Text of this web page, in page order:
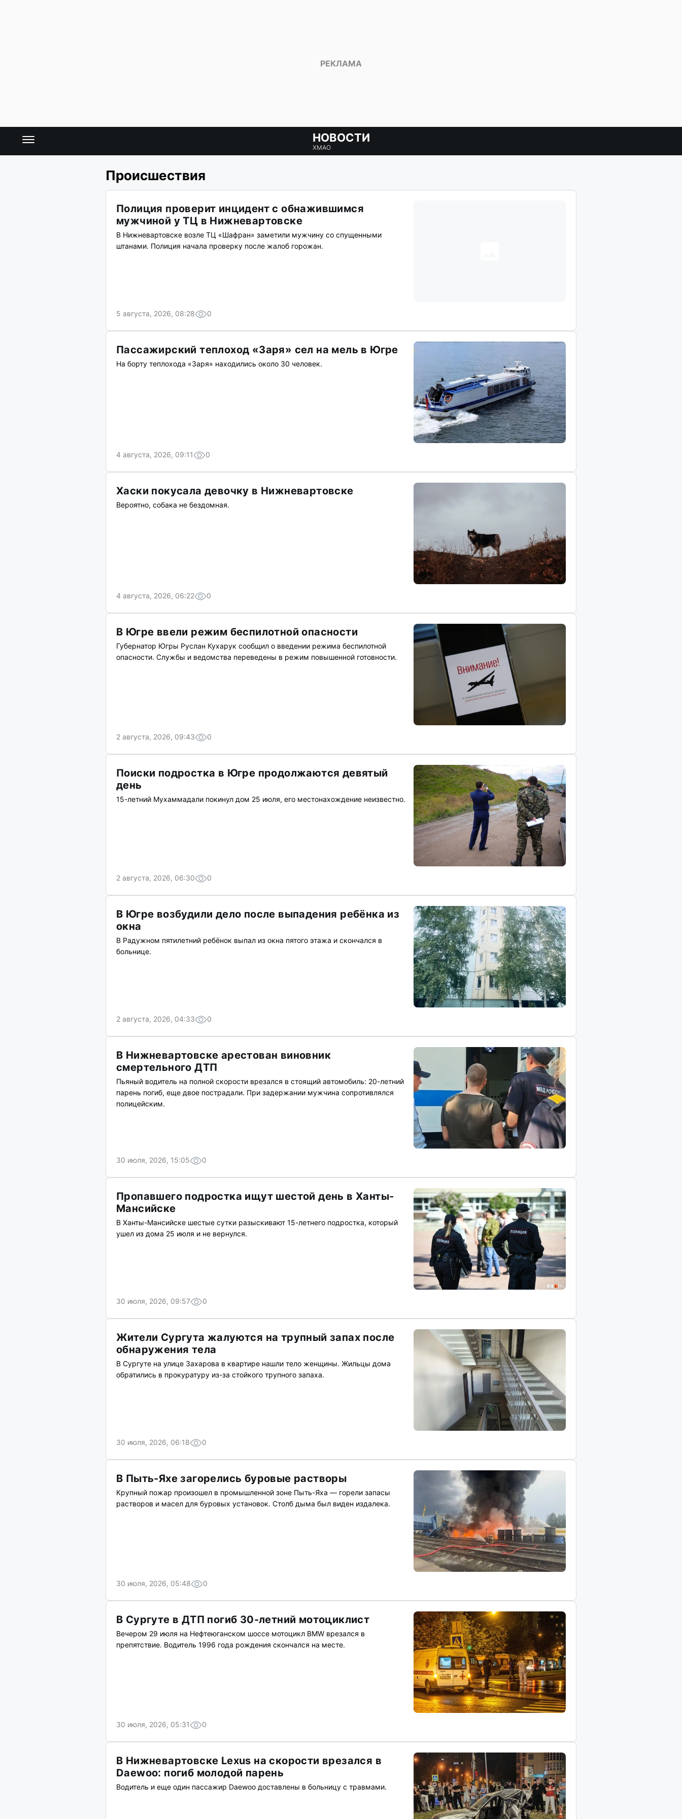
НОВОСТИ
ХМАО
Происшествия
Полиция проверит инцидент с обнажившимся
мужчиной у ТЦ в Нижневартовске
В Нижневартовске возле ТЦ «Шафран» заметили мужчину со спущенными
штанами. Полиция начала проверку после жалоб горожан.
5 августа, 2026, 08:28 0
Пассажирский теплоход «Заря» сел на мель в Югре
На борту теплохода «Заря» находились около 30 человек.
4 августа, 2026, 09:11 0
Хаски покусала девочку в Нижневартовске
Вероятно, собака не бездомная.
4 августа, 2026, 06:22 0
В Югре ввели режим беспилотной опасности
Губернатор Югры Руслан Кухарук сообщил о введении режима беспилотной
опасности. Службы и ведомства переведены в режим повышенной готовности.
2 августа, 2026, 09:43 0
Поиски подростка в Югре продолжаются девятый
день
15-летний Мухаммадали покинул дом 25 июля, его местонахождение неизвестно.
2 августа, 2026, 06:30 0
В Югре возбудили дело после выпадения ребёнка из
окна
В Радужном пятилетний ребёнок выпал из окна пятого этажа и скончался в
больнице.
2 августа, 2026, 04:33 0
В Нижневартовске арестован виновник
смертельного ДТП
Пьяный водитель на полной скорости врезался в стоящий автомобиль: 20-летний
парень погиб, еще двое пострадали. При задержании мужчина сопротивлялся
полицейским.
30 июля, 2026, 15:05 0
Пропавшего подростка ищут шестой день в Ханты-
Мансийске
В Ханты-Мансийске шестые сутки разыскивают 15-летнего подростка, который
ушел из дома 25 июля и не вернулся.
30 июля, 2026, 09:57 0
Жители Сургута жалуются на трупный запах после
обнаружения тела
В Сургуте на улице Захарова в квартире нашли тело женщины. Жильцы дома
обратились в прокуратуру из-за стойкого трупного запаха.
30 июля, 2026, 06:18 0
В Пыть-Яхе загорелись буровые растворы
Крупный пожар произошел в промышленной зоне Пыть-Яха — горели запасы
растворов и масел для буровых установок. Столб дыма был виден издалека.
30 июля, 2026, 05:48 0
В Сургуте в ДТП погиб 30-летний мотоциклист
Вечером 29 июля на Нефтеюганском шоссе мотоцикл BMW врезался в
препятствие. Водитель 1996 года рождения скончался на месте.
30 июля, 2026, 05:31 0
В Нижневартовске Lexus на скорости врезался в
Daewoo: погиб молодой парень
Водитель и еще один пассажир Daewoo доставлены в больницу с травмами.